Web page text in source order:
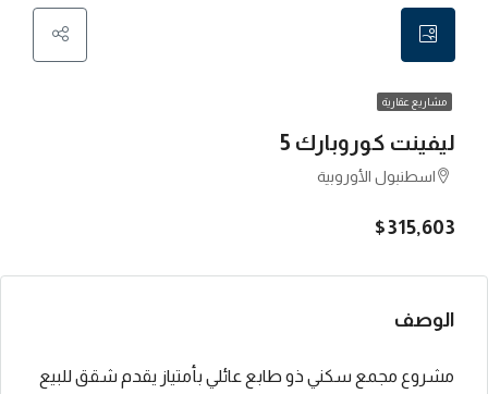
مشاريع عقارية
ليفينت كوروبارك 5
اسطنبول الأوروبية
$315,603
الوصف
مشروع مجمع سكني ذو طابع عائلي بأمتياز يقدم شقق للبيع